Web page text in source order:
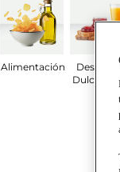
Alimentación
Dulces y